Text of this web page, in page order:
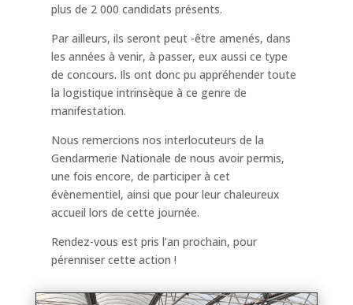
plus de 2 000 candidats présents.
Par ailleurs, ils seront peut -être amenés, dans
les années à venir, à passer, eux aussi ce type
de concours. Ils ont donc pu appréhender toute
la logistique intrinsèque à ce genre de
manifestation.
Nous remercions nos interlocuteurs de la
Gendarmerie Nationale de nous avoir permis,
une fois encore, de participer à cet
évènementiel, ainsi que pour leur chaleureux
accueil lors de cette journée.
Rendez-vous est pris l’an prochain, pour
pérenniser cette action !